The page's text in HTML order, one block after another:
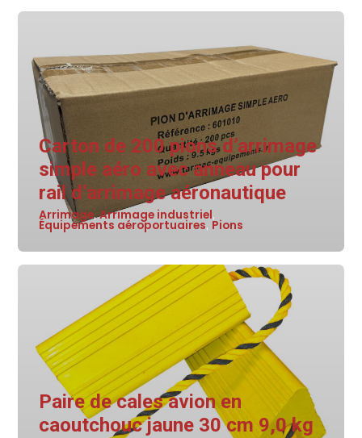
Carton de 200 pions d’arrimage
simple aéro avec anneau pour
rail d’arrimage aéronautique
Arrimage,Arrimage industriel,
Équipements aéroportuaires, Pions
Paire de cales avion en
caoutchouc jaune 30 cm 9,0 kg